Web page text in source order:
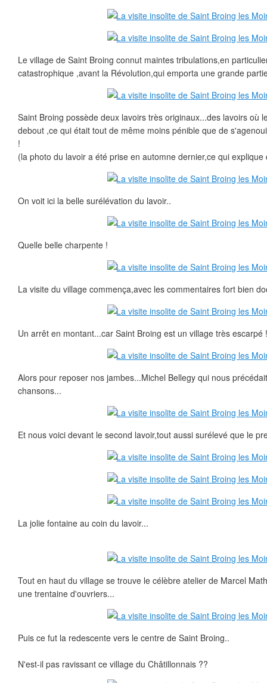
Le village de Saint Broing connut maintes tribulations,en
catastrophique ,avant la Révolution,qui emporta une grande
Saint Broing possède deux lavoirs très originaux...des lavoirs où
debout ,ce qui était tout de même moins pénible que de
!
(la photo du lavoir a été prise en automne dernier,ce qui
On voit ici la belle surélévation du lavoir..
Quelle belle charpente !
La visite du village commença,avec les commentaires fort bien
Un arrêt en montant...car Saint Broing est un village très escarpé !
Alors pour reposer nos jambes...Michel Bellegy qui nous
chansons...
Et nous voici devant le second lavoir,tout aussi surélevé que le
La jolie fontaine au coin du lavoir...
Tout en haut du village se trouve le célèbre atelier de Marcel
une trentaine d'ouvriers...
Puis ce fut la redescente vers le centre de Saint Broing..
N'est-il pas ravissant ce village du Châtillonnais ??